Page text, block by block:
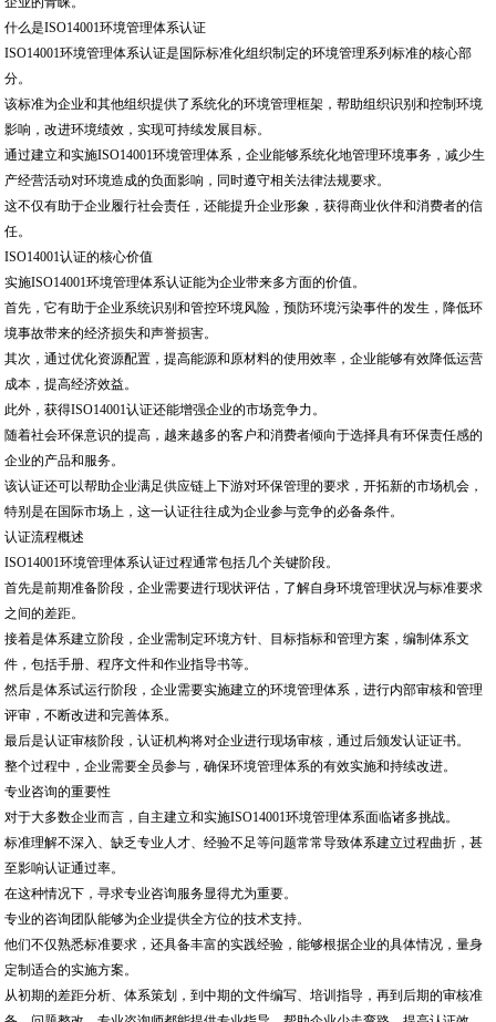
什么是ISO14001环境管理体系认证
ISO14001环境管理体系认证是国际标准化组织制定的环境管理系列标准的核心部
分。
该标准为企业和其他组织提供了系统化的环境管理框架，帮助组织识别和控制环境
影响，改进环境绩效，实现可持续发展目标。
通过建立和实施ISO14001环境管理体系，企业能够系统化地管理环境事务，减少生
产经营活动对环境造成的负面影响，同时遵守相关法律法规要求。
这不仅有助于企业履行社会责任，还能提升企业形象，获得商业伙伴和消费者的信
任。
ISO14001认证的核心价值
实施ISO14001环境管理体系认证能为企业带来多方面的价值。
首先，它有助于企业系统识别和管控环境风险，预防环境污染事件的发生，降低环
境事故带来的经济损失和声誉损害。
其次，通过优化资源配置，提高能源和原材料的使用效率，企业能够有效降低运营
成本，提高经济效益。
此外，获得ISO14001认证还能增强企业的市场竞争力。
随着社会环保意识的提高，越来越多的客户和消费者倾向于选择具有环保责任感的
企业的产品和服务。
该认证还可以帮助企业满足供应链上下游对环保管理的要求，开拓新的市场机会，
特别是在国际市场上，这一认证往往成为企业参与竞争的必备条件。
认证流程概述
ISO14001环境管理体系认证过程通常包括几个关键阶段。
首先是前期准备阶段，企业需要进行现状评估，了解自身环境管理状况与标准要求
之间的差距。
接着是体系建立阶段，企业需制定环境方针、目标指标和管理方案，编制体系文
件，包括手册、程序文件和作业指导书等。
然后是体系试运行阶段，企业需要实施建立的环境管理体系，进行内部审核和管理
评审，不断改进和完善体系。
最后是认证审核阶段，认证机构将对企业进行现场审核，通过后颁发认证证书。
整个过程中，企业需要全员参与，确保环境管理体系的有效实施和持续改进。
专业咨询的重要性
对于大多数企业而言，自主建立和实施ISO14001环境管理体系面临诸多挑战。
标准理解不深入、缺乏专业人才、经验不足等问题常常导致体系建立过程曲折，甚
至影响认证通过率。
在这种情况下，寻求专业咨询服务显得尤为重要。
专业的咨询团队能够为企业提供全方位的技术支持。
他们不仅熟悉标准要求，还具备丰富的实践经验，能够根据企业的具体情况，量身
定制适合的实施方案。
从初期的差距分析、体系策划，到中期的文件编写、培训指导，再到后期的审核准